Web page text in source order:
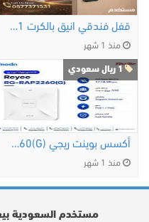
قفل فندقي انيق بالكرت 0577371531
منذ 1 شهر
أكسس بوينت ريجي Reyee RG-RAP2260(G) — الحل الأمثل …
منذ 1 شهر
مستخدم السعودية